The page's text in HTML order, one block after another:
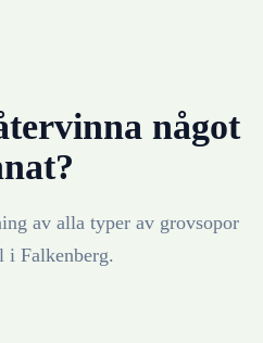
något
av alla typer av grovsopor
i Falkenberg.